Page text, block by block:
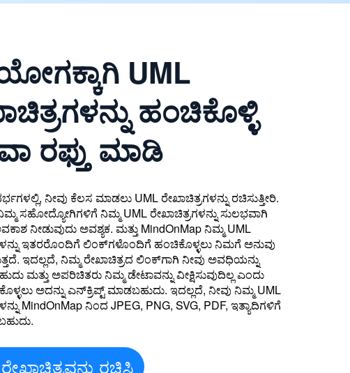
UML
ಹಂಚಿಕೊಳ್ಳಿ
ರಫ್ತು ಮಾಡಿ
ನೀವು ಕೆಲಸ ಮಾಡಲು UML ರೇಖಾಚಿತ್ರಗಳನ್ನು ರಚಿಸುತ್ತೀರಿ.
ಸಹೋದ್ಯೋಗಿಗಳಿಗೆ ನಿಮ್ಮ UML ರೇಖಾಚಿತ್ರಗಳನ್ನು ಸುಲಭವಾಗಿ
ನೀಡುವುದು ಅವಶ್ಯಕ. ಮತ್ತು MindOnMap ನಿಮ್ಮ UML
ಇತರರೊಂದಿಗೆ ಲಿಂಕ್‌ಗಳೊಂದಿಗೆ ಹಂಚಿಕೊಳ್ಳಲು ನಿಮಗೆ ಅನುವು
ಇದಲ್ಲದೆ, ನಿಮ್ಮ ರೇಖಾಚಿತ್ರದ ಲಿಂಕ್‌ಗಾಗಿ ನೀವು ಅವಧಿಯನ್ನು
ಮತ್ತು ಅಪರಿಚಿತರು ನಿಮ್ಮ ಡೇಟಾವನ್ನು ವೀಕ್ಷಿಸುವುದಿಲ್ಲ ಎಂದು
ಅದನ್ನು ಎನ್‌ಕ್ರಿಪ್ಟ್ ಮಾಡಬಹುದು. ಇದಲ್ಲದೆ, ನೀವು ನಿಮ್ಮ UML
MindOnMap ನಿಂದ JPEG, PNG, SVG, PDF, ಇತ್ಯಾದಿಗಳಿಗೆ
ರಚಿಸಿ